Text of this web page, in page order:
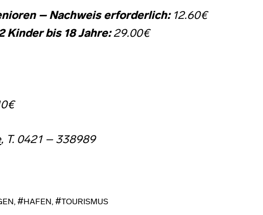
– Nachweis erforderlich:12.60€
Kinder bis 18 Jahre:29.00€
, T. 0421 – 338989
, HAFEN, TOURISMUS